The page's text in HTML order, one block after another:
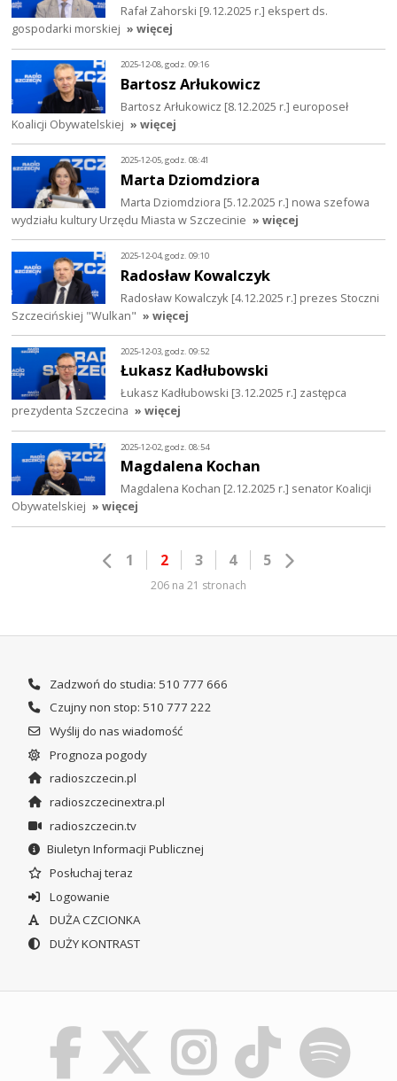
Rafał Zahorski [9.12.2025 r.] ekspert ds.
gospodarki morskiej » więcej
2025-12-08, godz. 09:16
Bartosz Arłukowicz
Bartosz Arłukowicz [8.12.2025 r.] europoseł
Koalicji Obywatelskiej » więcej
2025-12-05, godz. 08:41
Marta Dziomdziora
Marta Dziomdziora [5.12.2025 r.] nowa szefowa
wydziału kultury Urzędu Miasta w Szczecinie » więcej
2025-12-04, godz. 09:10
Radosław Kowalczyk
Radosław Kowalczyk [4.12.2025 r.] prezes Stoczni
Szczecińskiej "Wulkan" » więcej
2025-12-03, godz. 09:52
Łukasz Kadłubowski
Łukasz Kadłubowski [3.12.2025 r.] zastępca
prezydenta Szczecina » więcej
2025-12-02, godz. 08:54
Magdalena Kochan
Magdalena Kochan [2.12.2025 r.] senator Koalicji
Obywatelskiej » więcej
1 2 3 4 5
206 na 21 stronach
Zadzwoń do studia: 510 777 666
Czujny non stop: 510 777 222
Wyślij do nas wiadomość
Prognoza pogody
radioszczecin.pl
radioszczecinextra.pl
radioszczecin.tv
Biuletyn Informacji Publicznej
Posłuchaj teraz
Logowanie
DUŻA CZCIONKA
DUŻY KONTRAST